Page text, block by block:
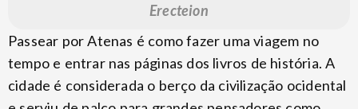
Erecteion
Passear por Atenas é como fazer uma viagem no
tempo e entrar nas páginas dos livros de história. A
cidade é considerada o berço da civilização ocidental